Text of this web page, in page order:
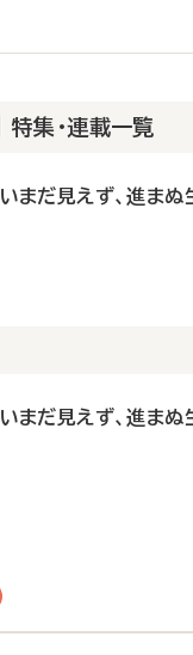
特集・連載一覧
いまだ見えず、進ま
いまだ見えず、進ま